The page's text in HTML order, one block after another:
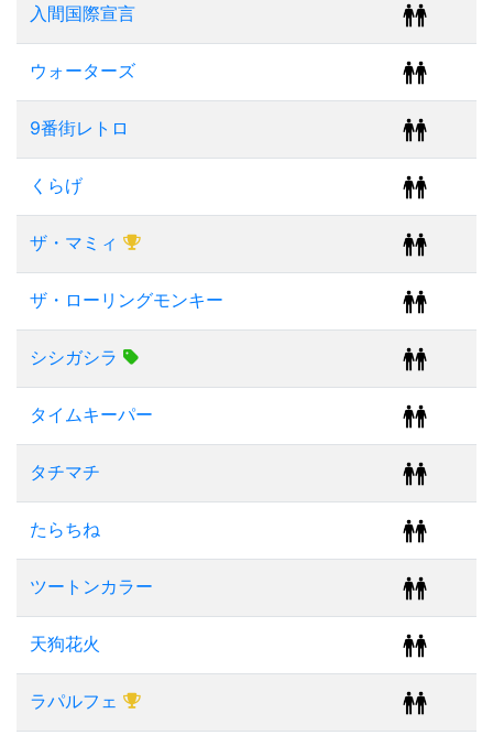
入間国際宣言
ウォーターズ
9番街レトロ
くらげ
ザ・マミィ
ザ・ローリングモンキー
シシガシラ
タイムキーパー
タチマチ
たらちね
ツートンカラー
天狗花火
ラパルフェ